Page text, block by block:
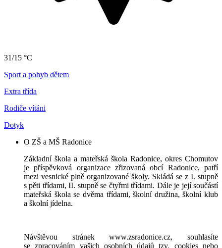
31/15 °C
Sport a pohyb dětem
Extra třída
Rodiče vítáni
Dotyk
O ZŠ a MŠ Radonice
Základní škola a mateřská škola Radonice, okres Chomutov
je příspěvková organizace zřizovaná obcí Radonice, patří
mezi vesnické plně organizované školy. Skládá se z I. stupně
s pěti třídami, II. stupně se čtyřmi třídami. Dále je její součástí
mateřská škola se dvěma třídami, školní družina, školní klub
a školní jídelna.
Návštěvou stránek www.zsradonice.cz, souhlasíte
se zpracováním vašich osobních údajů tzv. cookies nebo